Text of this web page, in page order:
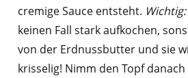
cremige Sauce entsteht. Wichtig:
keinen Fall stark aufkochen,
von der Erdnussbutter und sie
krisselig! Nimm den Topf